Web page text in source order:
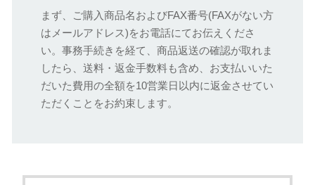
まず、ご購入商品名およびFAX番号(FAXがない方
はメールアドレス)をお電話にてお伝えくださ
い。事務手続きを経て、商品返送の確認が取れま
したら、送料・返金手数料も含め、お支払いいた
だいた費用の全額を10営業日以内に返金させてい
ただくことをお約束します。